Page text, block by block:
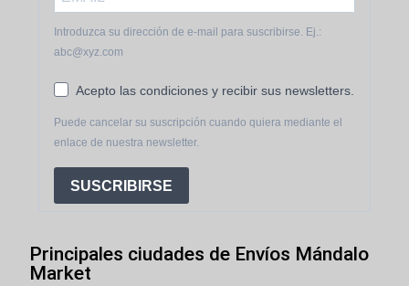
Introduzca su dirección de e-mail para suscribirse. Ej.:
abc@xyz.com
Acepto las condiciones y recibir sus newsletters.
Puede cancelar su suscripción cuando quiera mediante el
enlace de nuestra newsletter.
SUSCRIBIRSE
Principales ciudades de Envíos Mándalo
Market